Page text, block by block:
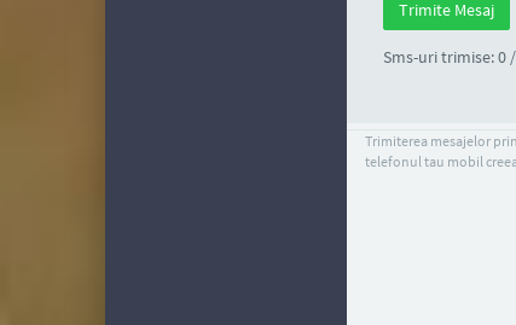
Sms-uri trimise: 0
Trimiterea mesajelor
telefonul tau mobil